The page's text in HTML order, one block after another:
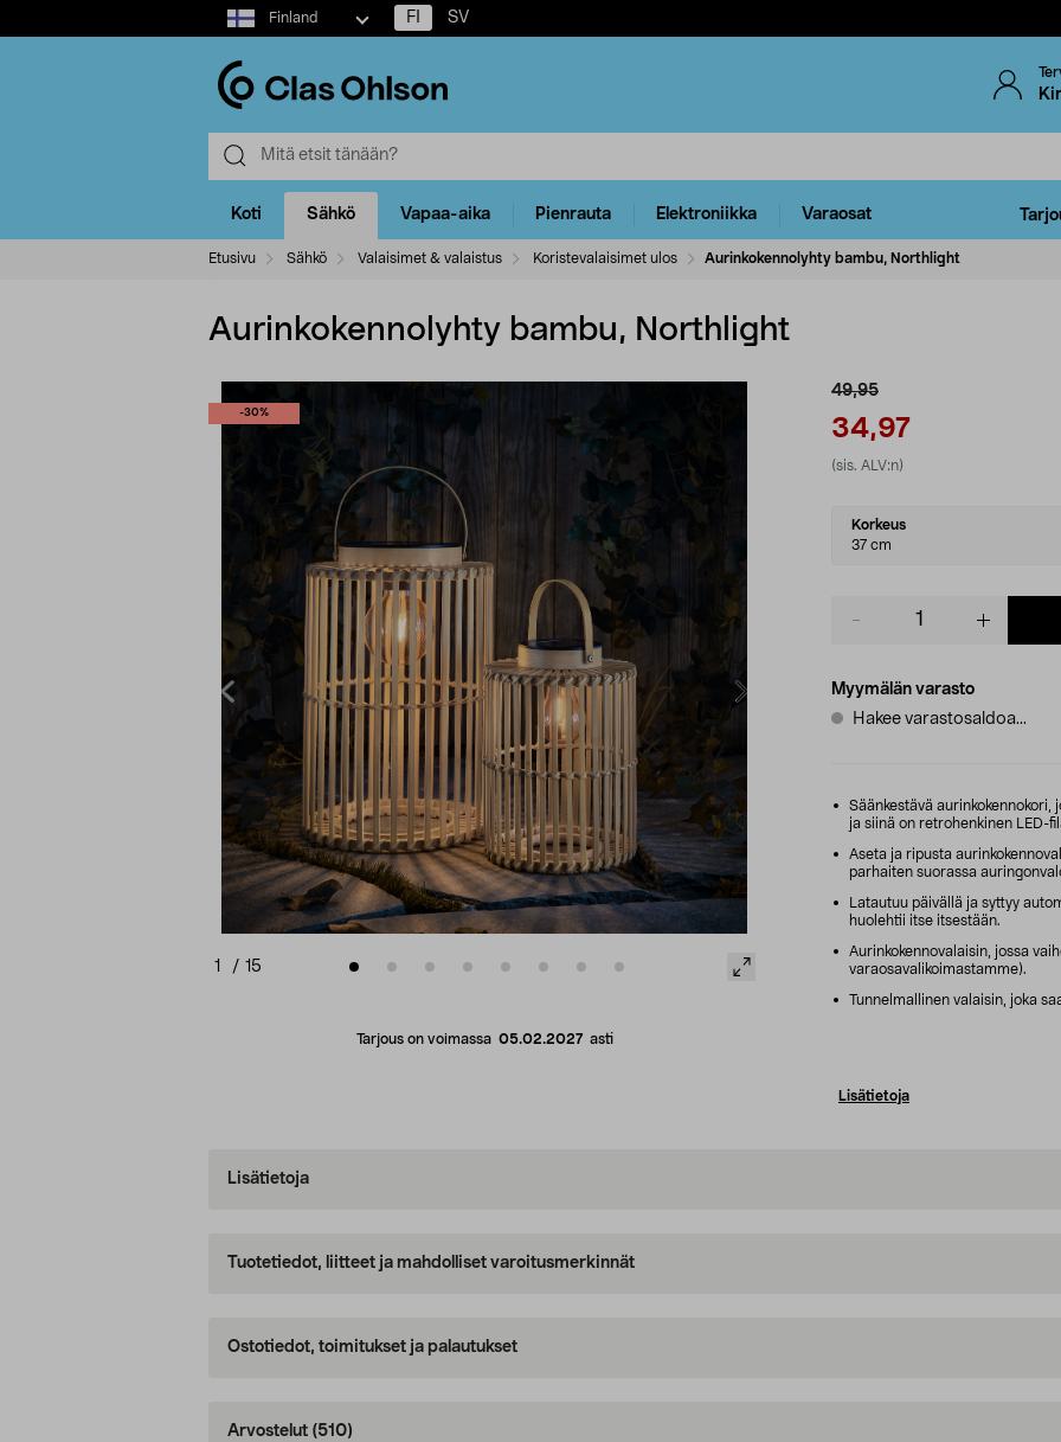
Select
market
Finland FI SV
Koti Sähkö Vapaa-aika Pienrauta Elektroniikka Varaosat
Etusivu Sähkö Valaisimet & valaistus Koristevalaisimet ulos Aurinkokennolyhty bambu, Northlight
Aurinkokennolyhty bambu, Northlight
-30%
1 / 15
Tarjous on voimassa 05.02.2027asti
49,95
34,97
(sis. ALV:n)
Select
variant
Korkeus
37 cm
Myymälän varasto
Hakee varastosaldoa...
Säänkestävä
ja siinä on retrohenkinen LED-
Aseta ja ripusta
parhaiten suorassa
Latautuu päivällä ja syttyy
huolehtii itse itsestään.
Aurinkokennovalaisin, jossa
varaosavalikoimastamme).
Tunnelmallinen valaisin, joka
Lisätietoja
Lisätietoja
Tuotetiedot, liitteet ja mahdolliset varoitusmerkinnät
Ostotiedot, toimitukset ja palautukset
Arvostelut (510)